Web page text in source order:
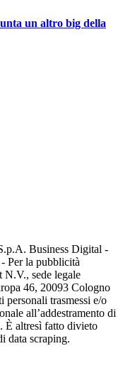
un altro big della
Business Digital -
Per la pubblicità
sede legale
46, 20093 Cologno
personali trasmessi e/o
all’addestramento di
È altresì fatto divieto
data scraping.